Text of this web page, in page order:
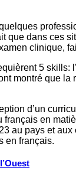
que dans ces
clinique,
5 skills:
montré que
d’un
en
au pays et
en français.